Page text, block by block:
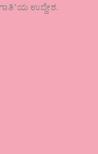
ಉದ್ದೇಶ.